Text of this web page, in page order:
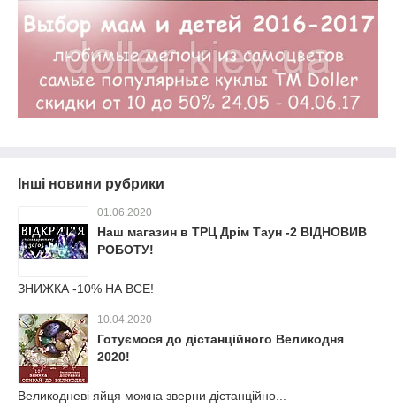
Інші новини рубрики
01.06.2020
Наш магазин в ТРЦ Дрім Таун -2 ВІДНОВИВ
РОБОТУ!
ЗНИЖКА -10% НА ВСЕ!
10.04.2020
Готуємося до дістанційного Великодня
2020!
Великодневі яйця можна зверни дістанційно...